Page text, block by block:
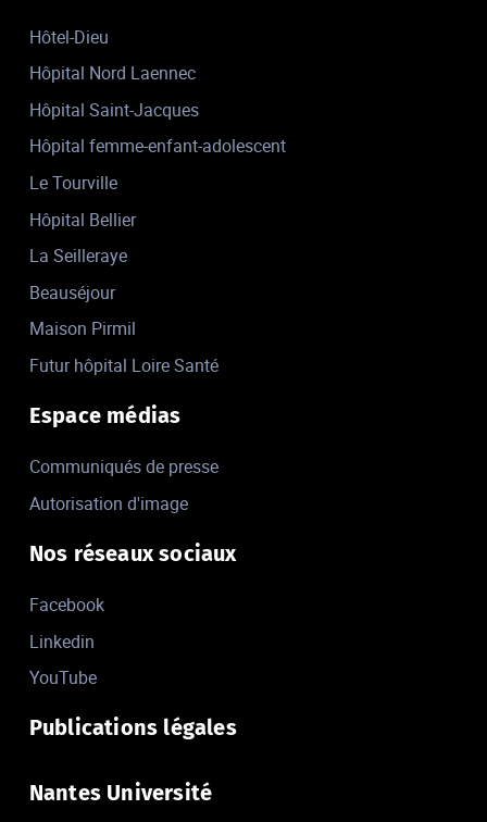
Hôtel-Dieu
Hôpital Nord Laennec
Hôpital Saint-Jacques
Hôpital femme-enfant-adolescent
Le Tourville
Hôpital Bellier
La Seilleraye
Beauséjour
Maison Pirmil
Futur hôpital Loire Santé
Espace médias
Communiqués de presse
Autorisation d'image
Nos réseaux sociaux
Facebook
Linkedin
YouTube
Publications légales
Nantes Université